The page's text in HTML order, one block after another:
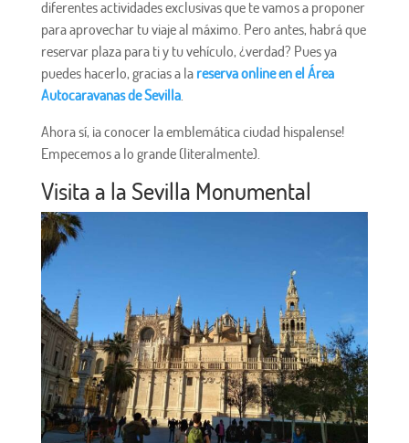
diferentes actividades exclusivas que te vamos a proponer
para aprovechar tu viaje al máximo. Pero antes, habrá que
reservar plaza para ti y tu vehículo, ¿verdad? Pues ya
puedes hacerlo, gracias a la reserva online en el Área
Autocaravanas de Sevilla.
Ahora sí, ¡a conocer la emblemática ciudad hispalense!
Empecemos a lo grande (literalmente).
Visita a la Sevilla Monumental